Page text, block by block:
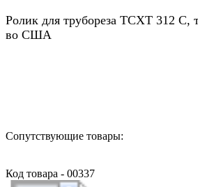
Ролик для трубореза TCXT 312 C,
во США
Сопутствующие товары:
Код товара - 00337